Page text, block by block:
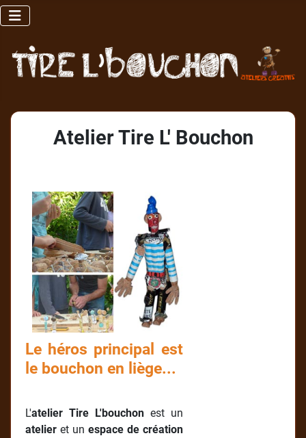
Atelier Tire L' Bouchon
Le héros principal est
le bouchon en liège...
L'atelier Tire L'bouchonest un
atelieret un espace de création